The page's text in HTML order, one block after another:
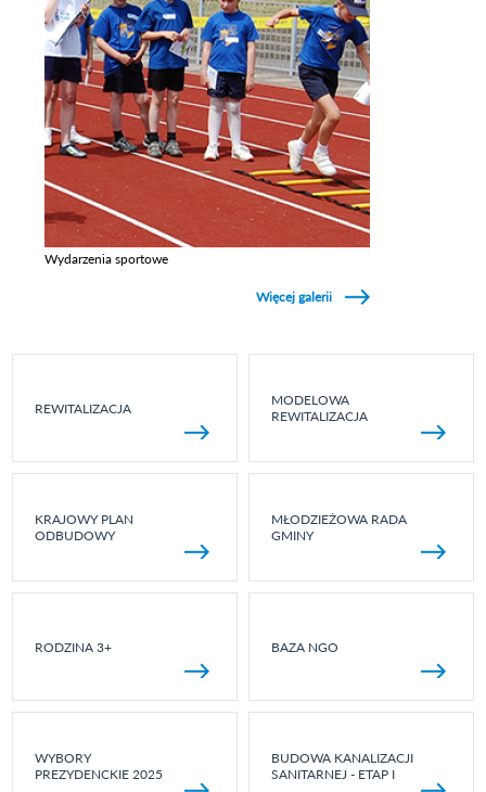
Wydarzenia sportowe
Więcej galerii
REWITALIZACJA
MODELOWA
REWITALIZACJA
KRAJOWY PLAN
ODBUDOWY
MŁODZIEŻOWA RADA
GMINY
RODZINA 3+ BAZA NGO
WYBORY
PREZYDENCKIE 2025
BUDOWA KANALIZACJI
SANITARNEJ - ETAP I